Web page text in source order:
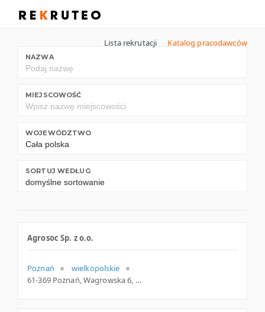
Lista rekrutacji Katalog pracodawców
NAZWA
MIEJSCOWOŚĆ
WOJEWÓDZTWO
SORTUJ WEDŁUG
Agrosoc Sp. z o.o.
Poznań
wielkopolskie
61-369 Poznań, Wagrowska 6, woj. Wielkopolskie, pow. Poznań, gm. Poznań